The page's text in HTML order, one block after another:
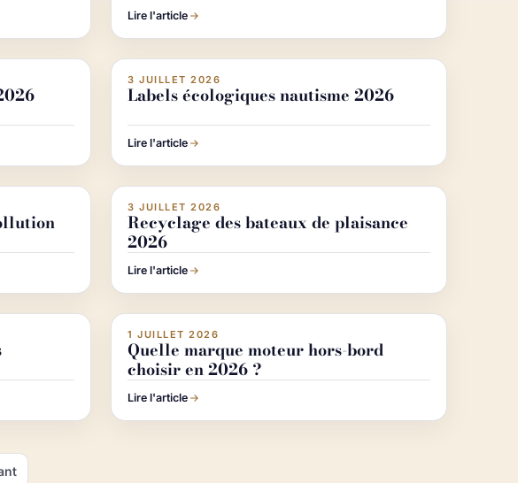
Lire l'article
ACTUALITÉ NAUTISME
3 JUILLET 2026
Labels écologiques nautisme 2026
Lire l'article
ACTUALITÉ NAUTISME
3 JUILLET 2026
Recyclage des bateaux de plaisance
2026
Lire l'article
ACTUALITÉ NAUTISME
1 JUILLET 2026
Quelle marque moteur hors-bord
choisir en 2026 ?
Lire l'article